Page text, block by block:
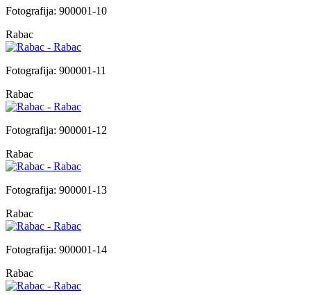
Fotografija: 900001-10
Rabac
Fotografija: 900001-11
Rabac
Fotografija: 900001-12
Rabac
Fotografija: 900001-13
Rabac
Fotografija: 900001-14
Rabac